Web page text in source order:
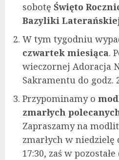
sobotę Święto
Bazyliki
W tym tygodniu
czwartek miesiąca.
wieczornej Adoracja
Sakramentu do godz.
Przypominamy o
zmarłych
Zapraszamy na
zmarłych w niedzielę
17:30, zaś w